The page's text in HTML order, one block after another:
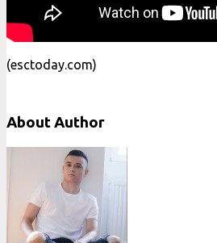
(esctoday.com)
About Author